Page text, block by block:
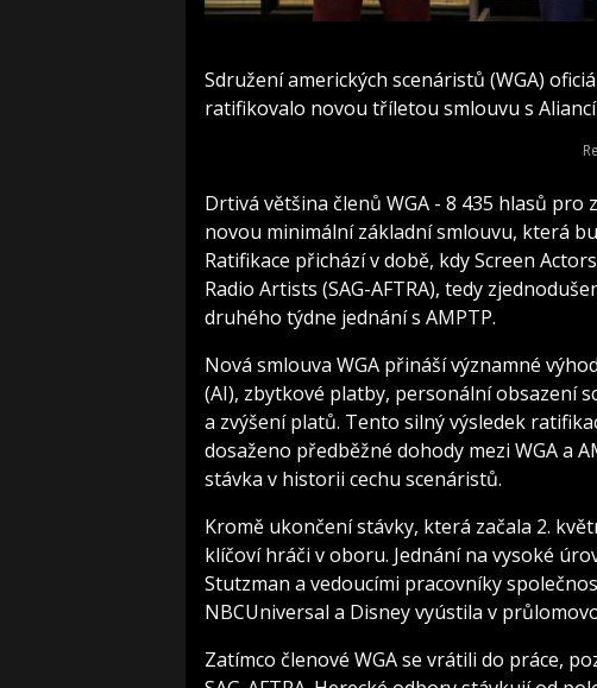
Sdružení amerických scenáristů (WGA)
ratifikovalo novou tříletou smlouvu s
Drtivá většina členů WGA - 8 435 hlasů pro
novou minimální základní smlouvu, která
Ratifikace přichází v době, kdy Screen
Radio Artists (SAG-AFTRA), tedy
druhého týdne jednání s AMPTP.
Nová smlouva WGA přináší významné
(AI), zbytkové platby, personální obsazení
a zvýšení platů. Tento silný výsledek
dosaženo předběžné dohody mezi WGA a
stávka v historii cechu scenáristů.
Kromě ukončení stávky, která začala 2.
klíčoví hráči v oboru. Jednání na vysoké
Stutzman a vedoucími pracovníky
NBCUniversal a Disney vyústila v
Zatímco členové WGA se vrátili do práce,